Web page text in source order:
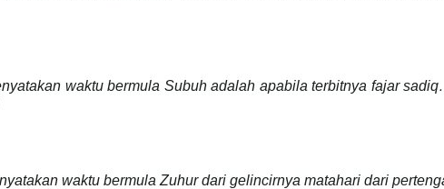
waktu bermula Subuh adalah apabila terbitnya fajar
waktu bermula Zuhur dari gelincirnya matahari dari